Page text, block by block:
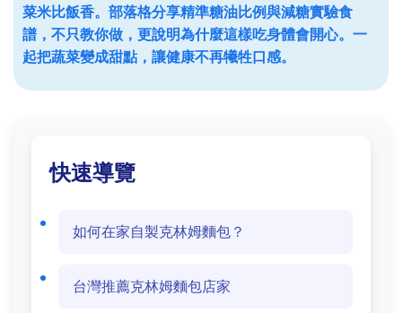
菜米比飯香。部落格分享精準糖油比例與減糖實驗食
譜，不只教你做，更說明為什麼這樣吃身體會開心。一
起把蔬菜變成甜點，讓健康不再犧牲口感。
快速導覽
如何在家自製克林姆麵包？
台灣推薦克林姆麵包店家